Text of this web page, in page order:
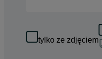
tylko ze zdjęciem